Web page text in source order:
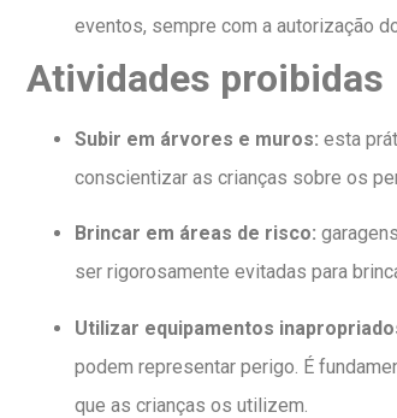
eventos, sempre com a autorização
Atividades proibidas
Subir em árvores e muros: esta
conscientizar as crianças sobre os
Brincar em áreas de risco:
ser rigorosamente evitadas para
Utilizar equipamentos
podem representar perigo. É
que as crianças os utilizem.